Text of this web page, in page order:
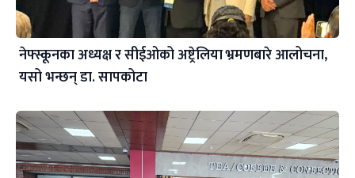
नेफ्स्कूनका अध्यक्ष र सीईओको अष्ट्रेलिया भ्रमणबारे आलोचना,
यसो भन्छन् डा‍. सापकोटा